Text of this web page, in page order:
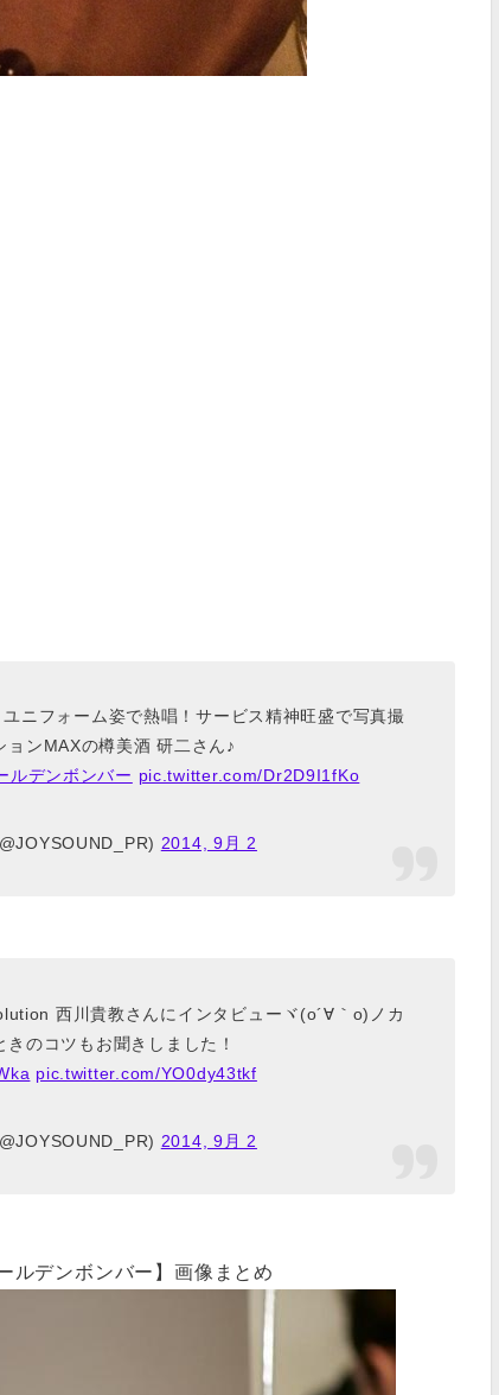
ニフォーム姿で熱唱！サービス精神旺盛で写真撮
ョンMAXの樽美酒 研二さん♪
ルデンボンバー pic.twitter.com/Dr2D9I1fKo
2014, 9月 2
西川貴教さんにインタビューヾ(o´∀｀o)ノカ
のコツもお聞きしました！
pic.twitter.com/YO0dy43tkf
2014, 9月 2
ルデンボンバー】画像まとめ